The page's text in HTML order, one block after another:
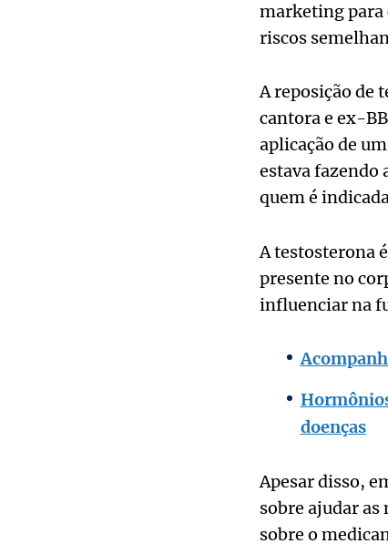
marketing para
riscos
A reposição de
cantora e ex-
aplicação de
estava fazendo
quem é
A testosterona
presente no
influenciar na
doenças
Apesar disso,
sobre ajudar as
sobre o